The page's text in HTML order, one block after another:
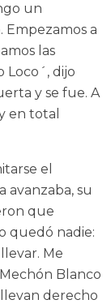
un
a
las
Loco´, dijo
y se fue. A
en total
el
avanzaba, su
que
quedó nadie:
Me
Blanco
derecho